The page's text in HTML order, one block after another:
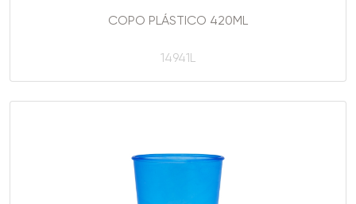
COPO PLÁSTICO 420ML
14941L